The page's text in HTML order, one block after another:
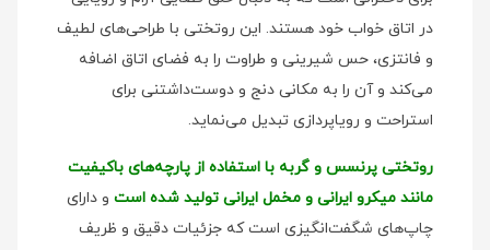
در اتاق خواب خود هستند. این روتختی با طراحی‌های لطیف
و فانتزی، حس شیرینی و طراوت را به فضای اتاق اضافه
می‌کند و آن را به مکانی دنج و دوست‌داشتنی برای
استراحت و رویاپردازی تبدیل می‌نماید.
روتختی پرنسس و گربه با استفاده از پارچه‌های باکیفیت
مانند میکرو ایرانی و مخمل ایرانی تولید شده است و دارای
چاپ‌های شگفت‌انگیزی است که جزئیات دقیق و ظریف